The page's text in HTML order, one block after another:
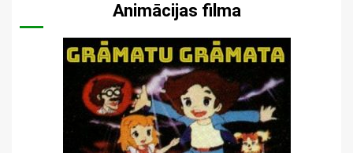
Animācijas filma